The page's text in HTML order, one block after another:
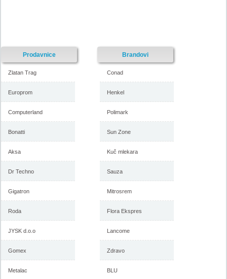
Prodavnice
Zlatan Trag
Europrom
Computerland
Bonatti
Aksa
Dr Techno
Gigatron
Roda
JYSK d.o.o
Gomex
Metalac
Brandovi
Conad
Henkel
Polimark
Sun Zone
Kuč mlekara
Sauza
Mitrosrem
Flora Ekspres
Lancome
Zdravo
BLU